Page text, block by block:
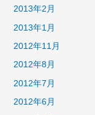
2013年2月
2013年1月
2012年11月
2012年8月
2012年7月
2012年6月